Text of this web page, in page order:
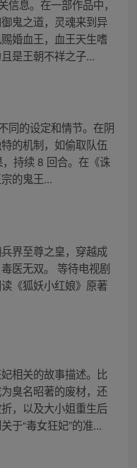
信息。在一部作品中，
鬼之道，灵魂来到异
婚血王，血王天生嗜
是王朝不祥之子...
同的设定和情节。在阴
的机制，如偷取队伍
持续 8 回合。在《诛
的鬼王...
界至尊之皇，穿越成
医无双。 等待电视剧
《狐妖小红娘》原著
相关的故事描述。比
臭名昭著的废材，还
，以及大小姐重生后
于“毒女狂妃”的准...